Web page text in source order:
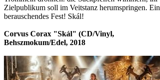
Zielpublikum soll im Veitstanz herumspringen. Ein
berauschendes Fest! Skál!
Corvus Corax "Skál" (CD/Vinyl,
Behszmokum/Edel, 2018